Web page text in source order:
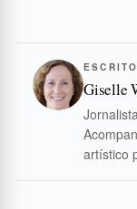
Giselle
artístico